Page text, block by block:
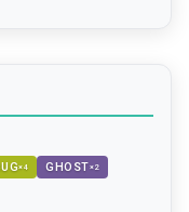
×4 GHOST×2